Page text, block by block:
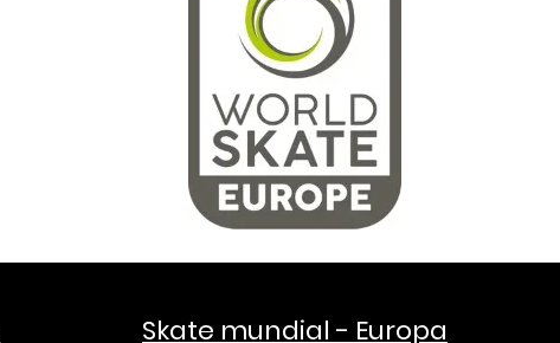
Skate mundial - Europa